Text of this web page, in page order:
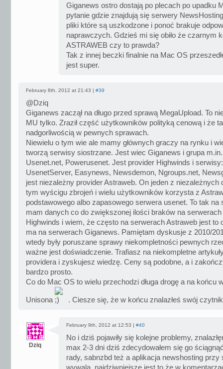
Giganews ostro dostają po plecach po upadku
pytanie gdzie znajdują się serwery
pliki które są uszkodzone i ponoć brakuje
naprawczych. Gdzieś mi się obiło że czarnym
ASTRAWEB czy to prawda?
Tak z innej beczki finalnie na Mac OS
jest super.
February 8th, 2012 at 21:43 | #39
@Dziq
Giganews zaczął na długo przed sprawą MegaUpload. To
MU tylko. Zraził część użytkowników polityką cenową i że
nadgorliwością w pewnych sprawach.
Niewielu o tym wie ale mamy głównych graczy na rynku i
tworzą serwisy siostrzane. Jest wiec Giganews i grupa
Usenet.net, Powerusenet. Jest provider Highwinds i
UsenetServer, Easynews, Newsdemon, Ngroups.net,
jest niezależny provider Astraweb. On jeden z niezależnych
tym wyścigu zbrojeń i wielu użytkowników korzysta z
podstawowego albo zapasowego serwera usenet. To tak na
mam danych co do zwiększonej ilości braków na serwerach
Highwinds i wiem, że często na serwerach Astraweb jest to
ma na serwerach Giganews. Pamiętam dyskusje z 2010/
wtedy były poruszane sprawy niekompletności pewnych
ważne jest doświadczenie. Trafiasz na niekompletne
providera i zyskujesz wiedzę. Ceny są podobne, a i
bardzo prosto.
Co do Mac OS to wielu przechodzi długa drogę a na końcu
Unisona . Ciesze się, że w końcu znalazłeś swój
Dziq
February 9th, 2012 at 12:53 | #40
No i dziś pojawiły się kolejne problemy,
max 2-3 dni dziś zdecydowałem się go
rady, sabnzbd też a aplikacja newshosting przy